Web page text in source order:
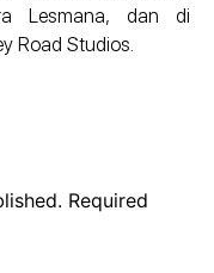
Lesmana, dan di
Road Studios.
Required